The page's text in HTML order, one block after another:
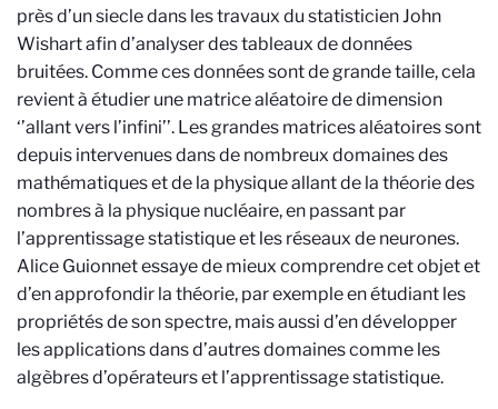
près d’un siecle dans les travaux du statisticien John
Wishart afin d’analyser des tableaux de données
bruitées. Comme ces données sont de grande taille, cela
revient à étudier une matrice aléatoire de dimension
‘’allant vers l’infini’’. Les grandes matrices aléatoires sont
depuis intervenues dans de nombreux domaines des
mathématiques et de la physique allant de la théorie des
nombres à la physique nucléaire, en passant par
l’apprentissage statistique et les réseaux de neurones.
Alice Guionnet essaye de mieux comprendre cet objet et
d’en approfondir la théorie, par exemple en étudiant les
propriétés de son spectre, mais aussi d’en développer
les applications dans d’autres domaines comme les
algèbres d’opérateurs et l’apprentissage statistique.